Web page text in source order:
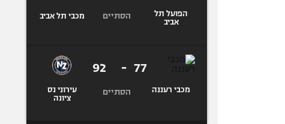
הפועל תל
אביב
הסתיים מכבי תל אביב
מכבי רעננה
77
-
92
הסתיים
עירוני נס
ציונה